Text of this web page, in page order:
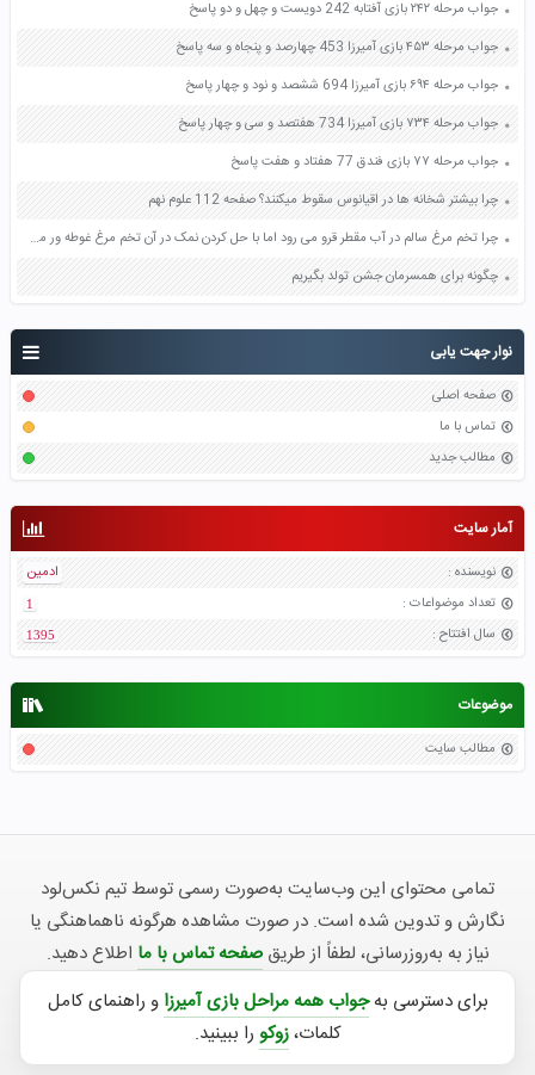
نوار جهت یابی
صفحه اصلی
تماس با ما
مطالب جدید
آمار سایت
نویسنده :
ادمین
تعداد موضواعات :
1
سال افتتاح :
1395
موضوعات
مطالب سایت
جواب مرحله ۲۴۲ بازی آفتابه 242 دویست و چهل و دو پاسخ
جواب مرحله ۴۵۳ بازی آمیرزا 453 چهارصد و پنجاه و سه پاسخ
جواب مرحله ۶۹۴ بازی آمیرزا 694 ششصد و نود و چهار پاسخ
جواب مرحله ۷۳۴ بازی آمیرزا 734 هفتصد و سی و چهار پاسخ
جواب مرحله ۷۷ بازی فندق 77 هفتاد و هفت پاسخ
چرا بیشتر شخانه ها در اقیانوس سقوط میکنند؟ صفحه 112 علوم نهم
چرا تخم مرغ سالم در آب مقطر قرو می رود اما با حل کردن نمک در آن تخم مرغ غوطه ور می شود صفحه 22 علوم نهم
چگونه برای همسرمان جشن تولد بگیریم
تمامی محتوای این وب‌سایت به‌صورت رسمی توسط تیم نکس‌لود
نگارش و تدوین شده است. در صورت مشاهده هرگونه ناهماهنگی یا
نیاز به به‌روزرسانی، لطفاً از طریقصفحه تماس با ما اطلاع دهید.
برای دسترسی به جواب همه مراحل بازی آمیرزا و راهنمای کامل
کلمات،زوکو را ببینید.